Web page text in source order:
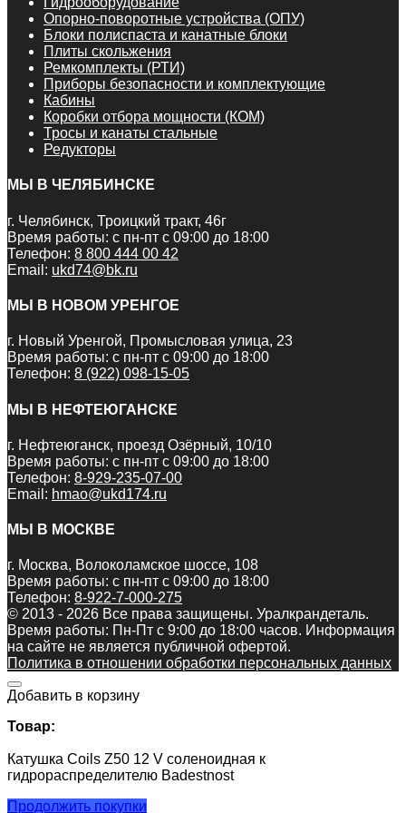
Опорно-поворотные устройства (ОПУ)
Блоки полиспаста и канатные блоки
Плиты скольжения
Ремкомплекты (РТИ)
Приборы безопасности и комплектующие
Кабины
Коробки отбора мощности (КОМ)
Тросы и канаты стальные
Редукторы
МЫ В ЧЕЛЯБИНСКЕ
г. Челябинск, Троицкий тракт, 46г
Время работы: с пн-пт с 09:00 до 18:00
Телефон: 8 800 444 00 42
Email: ukd74@bk.ru
МЫ В НОВОМ УРЕНГОЕ
г. Новый Уренгой, Промысловая улица, 23
Время работы: с пн-пт с 09:00 до 18:00
Телефон: 8 (922) 098-15-05
МЫ В НЕФТЕЮГАНСКЕ
г. Нефтеюганск, проезд Озёрный, 10/10
Время работы: с пн-пт с 09:00 до 18:00
Телефон: 8-929-235-07-00
Email: hmao@ukd174.ru
МЫ В МОСКВЕ
г. Москва, Волоколамское шоссе, 108
Время работы: с пн-пт с 09:00 до 18:00
Телефон: 8-922-7-000-275
© 2013 - 2026 Все права защищены. Уралкрандеталь.
Время работы: Пн-Пт c 9:00 до 18:00 часов. Информация
на сайте не является публичной офертой.
Политика в отношении обработки персональных данных
Добавить в корзину
Товар:
Катушка Coils Z50 12 V соленоидная к
гидрораспределителю Badestnost
Продолжить покупки